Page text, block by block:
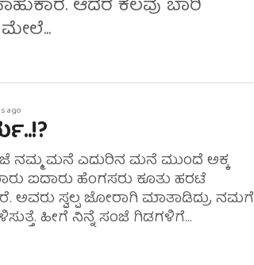
ಆದರೆ ಕೆಲವು ಬಾರಿ
ago
ನಮ್ಮ ಮನೆ ಎದುರಿನ ಮನೆ ಮುಂದೆ ಅಕ್ಕ
ಐದಾರು ಹೆಂಗಸರು ಕೂತು ಹರಟೆ
ಅವರು ಸ್ವಲ್ಪ ಜೋರಾಗಿ ಮಾತಾಡಿದ್ರು ನಮಗೆ
ಹೀಗೆ ನಿನ್ನೆ ಸಂಜೆ ಗಿಡಗಳಿಗೆ...